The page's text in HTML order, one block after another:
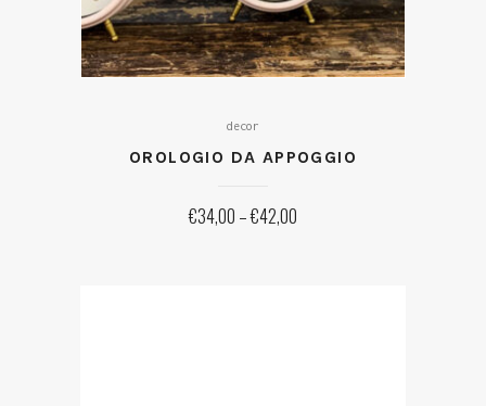
decor
OROLOGIO DA APPOGGIO
€34,00 –€42,00